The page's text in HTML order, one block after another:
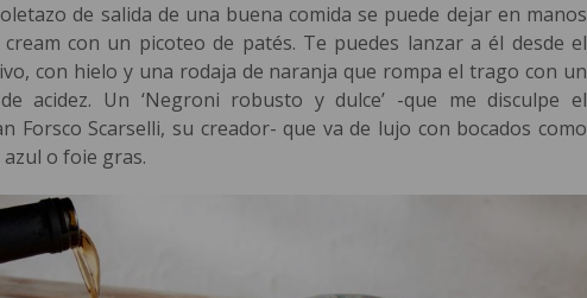
de salida de una buena comida se puede dejar en manos
con un picoteo de patés. Te puedes lanzar a él desde el
con hielo y una rodaja de naranja que rompa el trago con un
acidez. Un ‘Negroni robusto y dulce’ -que me disculpe el
Forsco Scarselli, su creador- que va de lujo con bocados como
o foie gras.